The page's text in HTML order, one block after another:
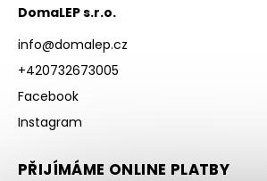
DomaLEP s.r.o.
info@domalep.cz
+420732673005
Facebook
Instagram
PŘIJÍMÁME ONLINE PLATBY